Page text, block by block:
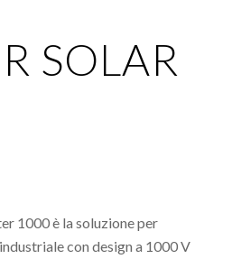
SOLAR
1000 è la soluzione per
con design a 1000 V